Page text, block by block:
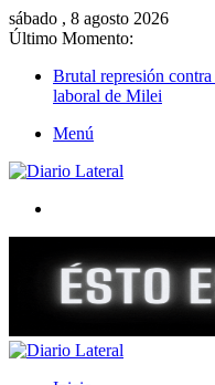
sábado , 8 agosto 2026
Último Momento:
Brutal represión
laboral de Milei
Menú